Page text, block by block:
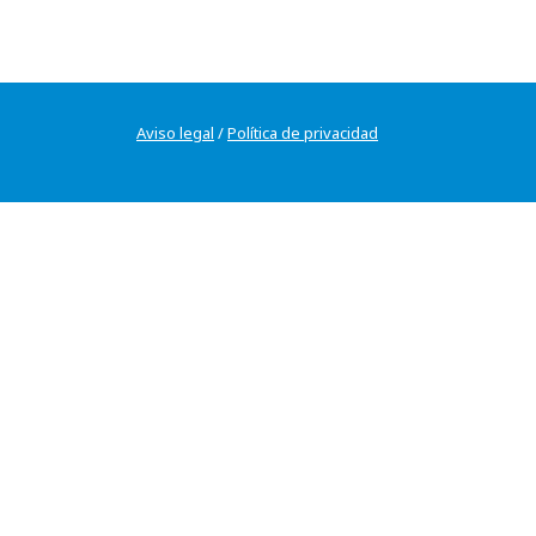
Aviso legal /Política de privacidad